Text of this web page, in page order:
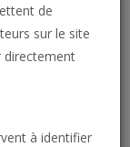
de
sur le site
directement
à identifier